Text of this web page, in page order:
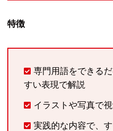
特徴
専門用語をできる
すい表現で解説
イラストや写真で
実践的な内容で、